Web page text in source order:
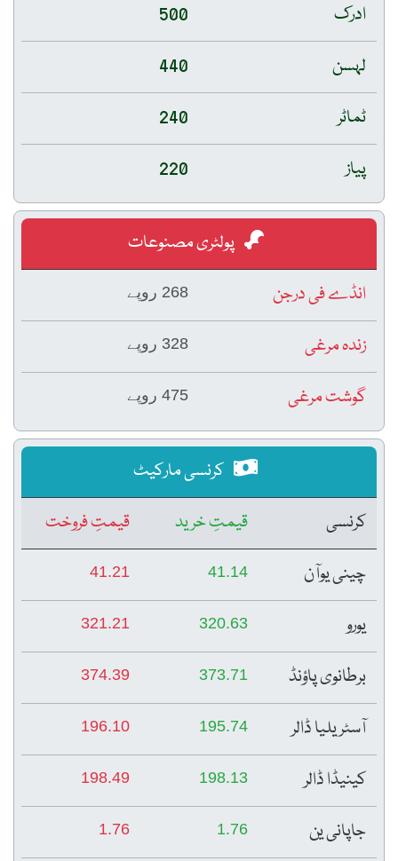
ادرک
500
لہسن
440
ٹماٹر
240
پیاز
220
پولٹری مصنوعات
انڈے فی درجن
268 روپے
زندہ مرغی 328 روپے
گوشت مرغی 475 روپے
کرنسی مارکیٹ
کرنسی
قیمتِ خرید
قیمتِ فروخت
چینی یوآن
41.14
41.21
یورو 320.63
321.21
برطانوی پاؤنڈ 373.71
374.39
آسٹریلیا ڈالر 195.74
196.10
کینیڈا ڈالر 198.13
198.49
جاپانی ین 1.76
1.76